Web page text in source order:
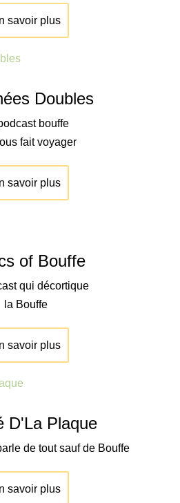
savoir plus
Doubles
bouffe
fait voyager
savoir plus
of Bouffe
qui décortique
la Bouffe
savoir plus
D'La Plaque
de tout sauf de Bouffe
savoir plus